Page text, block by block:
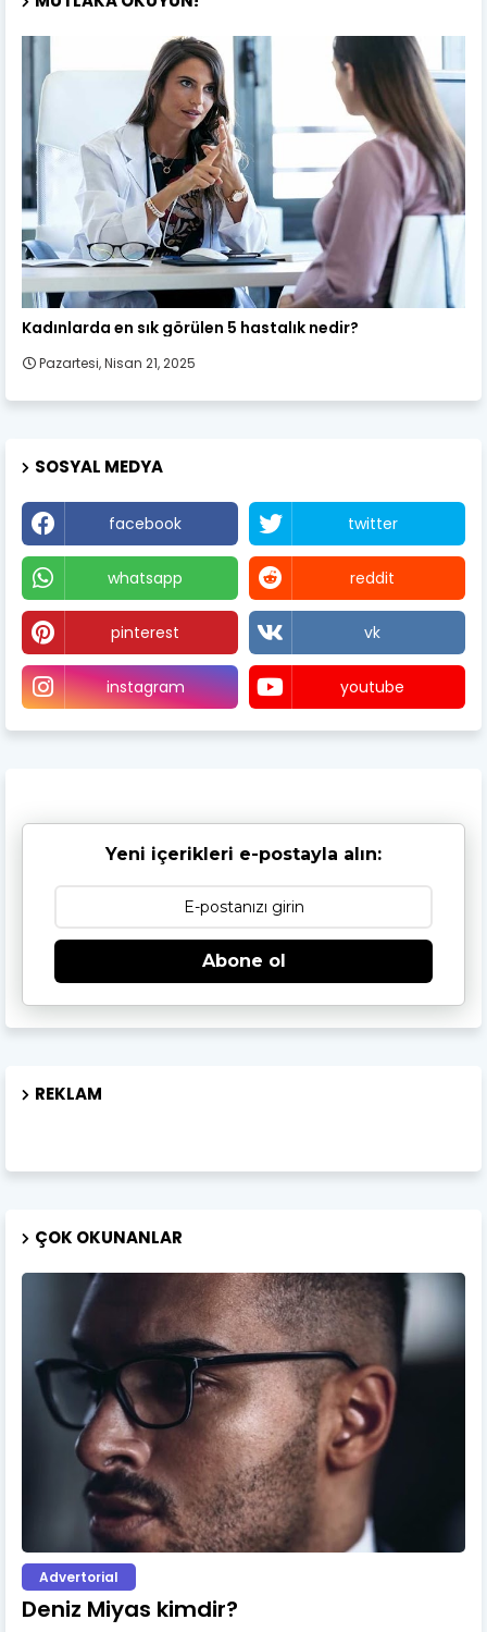
Kadın Sağlığı
Kadınlarda en sık görülen 5 hastalık nedir?
Pazartesi, Nisan 21, 2025
SOSYAL MEDYA
facebook twitter
whatsapp reddit
pinterest vk
instagram youtube
Yeni içerikleri e-postayla alın:
Abone ol
REKLAM
ÇOK OKUNANLAR
Advertorial
Deniz Miyas kimdir?